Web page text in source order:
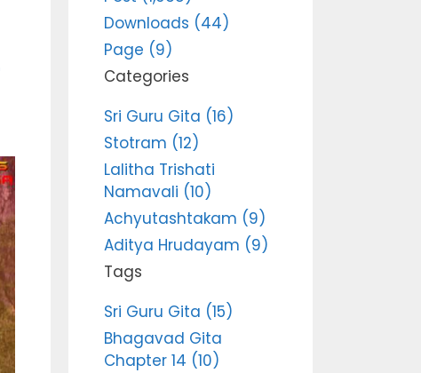
Downloads (44)
Page (9)
Categories
Sri Guru Gita (16)
Stotram (12)
Lalitha Trishati
Namavali (10)
Achyutashtakam (9)
Aditya Hrudayam (9)
Tags
Sri Guru Gita (15)
Bhagavad Gita
Chapter 14 (10)